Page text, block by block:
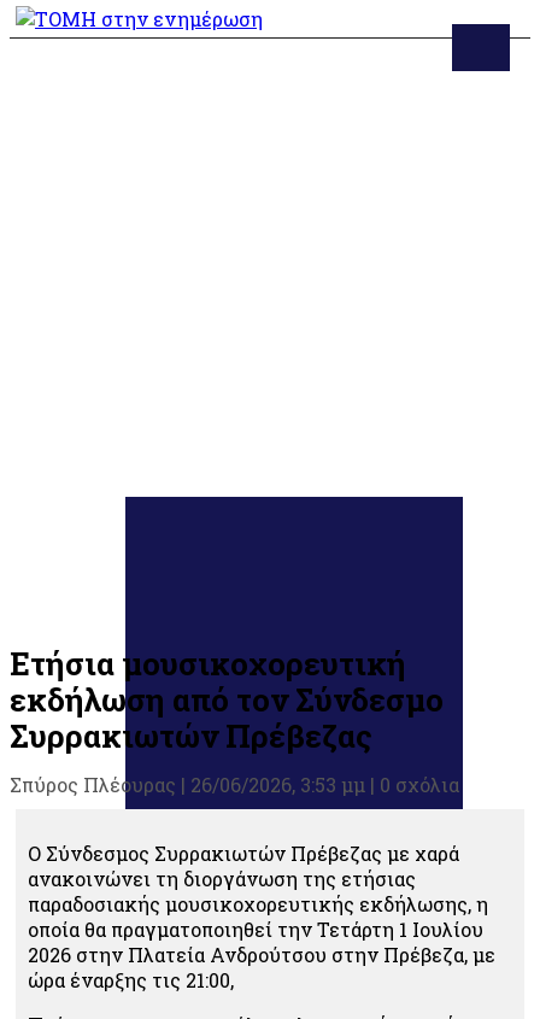
Ετήσια μουσικοχορευτική
εκδήλωση από τον Σύνδεσμο
Συρρακιωτών Πρέβεζας
Σπύρος Πλέουρας | 26/06/2026, 3:53 μμ | 0 σχόλια
Ο Σύνδεσμος Συρρακιωτών Πρέβεζας με χαρά
ανακοινώνει τη διοργάνωση της ετήσιας
παραδοσιακής μουσικοχορευτικής εκδήλωσης, η
οποία θα πραγματοποιηθεί την Τετάρτη 1 Ιουλίου
2026 στην Πλατεία Ανδρούτσου στην Πρέβεζα, με
ώρα έναρξης τις 21:00,